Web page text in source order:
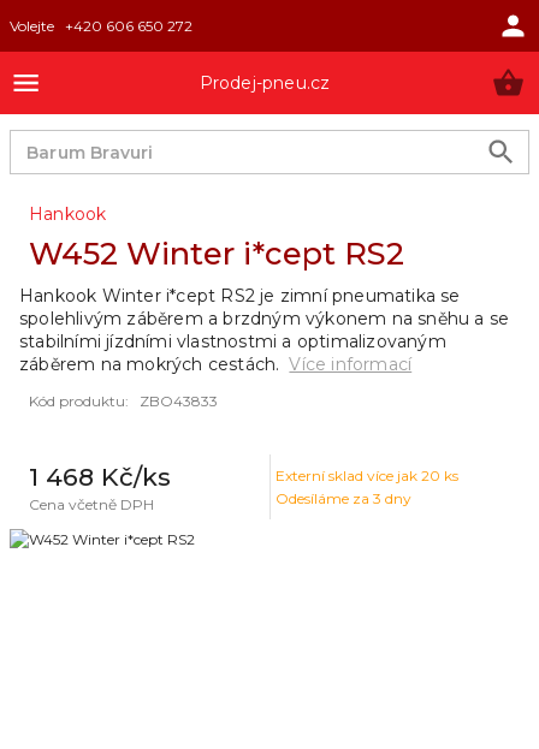
Volejte +420 606 650 272
Prodej-pneu.cz
Hankook
W452 Winter i*cept RS2
Kód produktu: ZBO43833
1 468 Kč/ks
Cena včetně DPH
Externí sklad více jak 20 ks
Odesíláme za 3 dny
Hankook Winter i*cept RS2 je zimní pneumatika se
spolehlivým záběrem a brzdným výkonem na sněhu a se
stabilními jízdními vlastnostmi a optimalizovaným
záběrem na mokrých cestách. Více informací